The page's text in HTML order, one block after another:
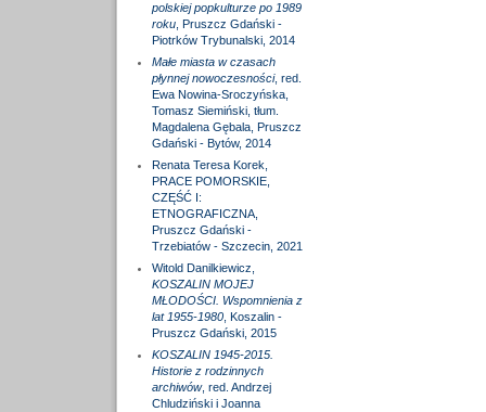
polskiej popkulturze po 1989
roku, Pruszcz Gdański -
Piotrków Trybunalski, 2014
Małe miasta w czasach
płynnej nowoczesności, red.
Ewa Nowina-Sroczyńska,
Tomasz Siemiński, tłum.
Magdalena Gębala, Pruszcz
Gdański - Bytów, 2014
Renata Teresa Korek,
PRACE POMORSKIE,
CZĘŚĆ I:
ETNOGRAFICZNA,
Pruszcz Gdański -
Trzebiatów - Szczecin, 2021
Witold Danilkiewicz,
KOSZALIN MOJEJ
MŁODOŚCI. Wspomnienia z
lat 1955-1980, Koszalin -
Pruszcz Gdański, 2015
KOSZALIN 1945-2015.
Historie z rodzinnych
archiwów, red. Andrzej
Chludziński i Joanna